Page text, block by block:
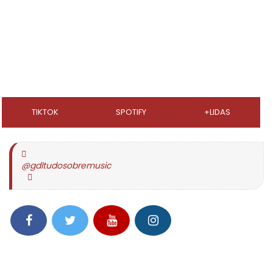
TIKTOK SPOTIFY +LIDAS
@gdltudosobremusic